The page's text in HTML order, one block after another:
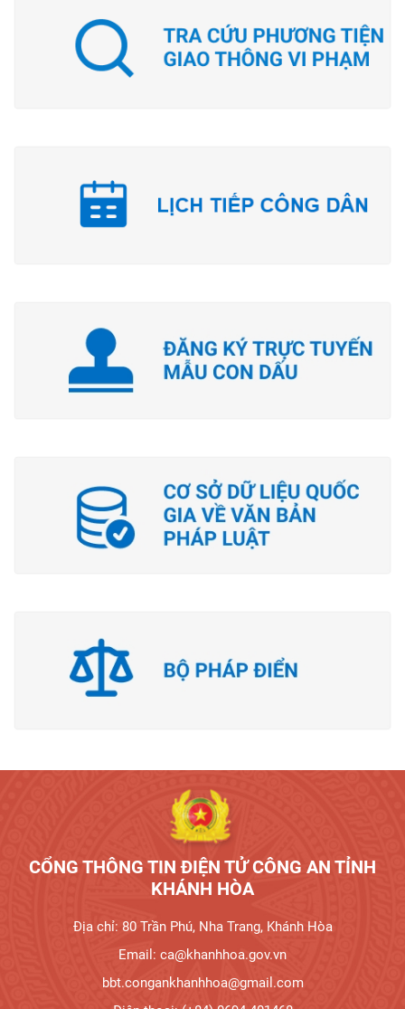
CỔNG THÔNG TIN ĐIỆN TỬ CÔNG AN TỈNH
KHÁNH HÒA
Địa chỉ: 80 Trần Phú, Nha Trang, Khánh Hòa
Email: ca@khanhhoa.gov.vn
bbt.congankhanhhoa@gmail.com